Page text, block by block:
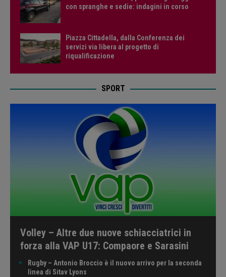
con spranghe e sedie: indagini in corso
Piazza Cittadella, dalla Conferenza dei
servizi via libera al progetto di
riqualificazione
SPORT
Volley – Altre due nuove schiacciatrici in
forza alla VAP U17: Compaore e Sarasini
Rugby – Antonio Broccio è il nuovo arrivo per la seconda
linea di Sitav Lyons